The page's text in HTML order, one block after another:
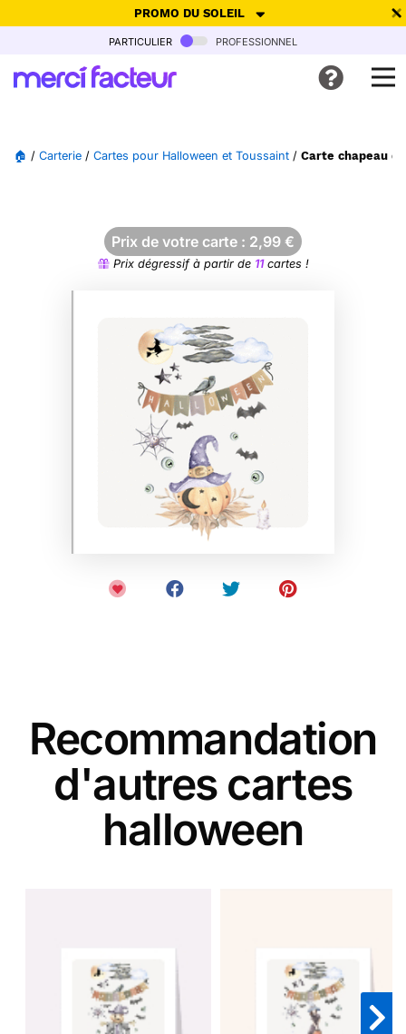
PROMO DU SOLEIL
-30% de réduction avec le code SUMMER26pour envoyer des
Ne plus afficher
particulier professionnel
🏠 / Carterie / Cartes pour Halloween et Toussaint / Carte chapeau
Prix de votre carte : 2,99 €
Prix dégressif à partir de 11cartes !
Recommandation
d'autres cartes
halloween